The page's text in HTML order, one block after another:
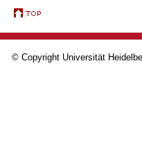
© Copyright Universität